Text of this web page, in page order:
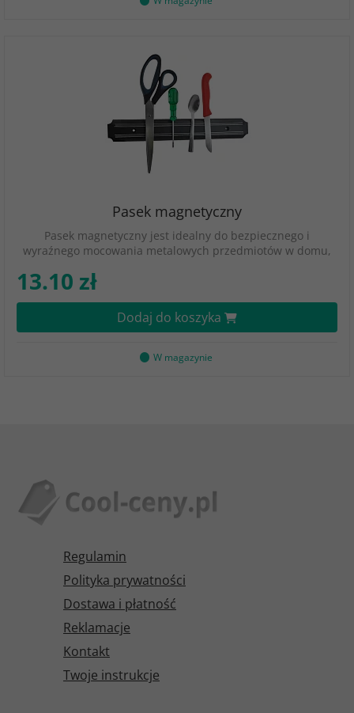
Pasek magnetyczny
Pasek magnetyczny jest idealny do bezpiecznego i
wyraźnego mocowania metalowych przedmiotów w domu,
13.10 zł
Dodaj do koszyka
W magazynie
Regulamin
Polityka prywatności
Dostawa i płatność
Reklamacje
Kontakt
Twoje instrukcje